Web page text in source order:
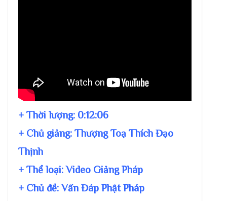
+ Thời lượng: 0:12:06
+ Chủ giảng: Thượng Toạ Thích Đạo
Thịnh
+ Thể loại: Video Giảng Pháp
+ Chủ đề:Vấn Đáp Phật Pháp